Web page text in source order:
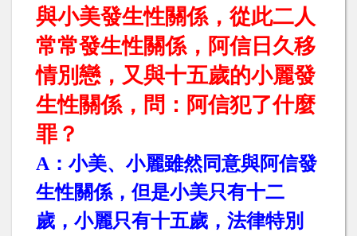
與小美發生性關係，從此二人
常常發生性關係，阿信日久移
情別戀，又與十五歲的小麗發
生性關係，問：阿信犯了什麼
罪？
A ：小美、小麗雖然同意與阿信發
生性關係，但是小美只有十二
歲，小麗只有十五歲，法律特別